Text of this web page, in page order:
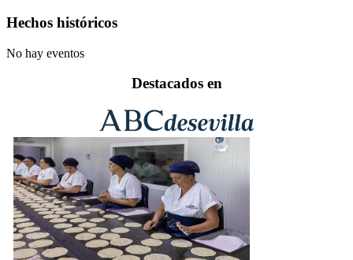
Hechos históricos
No hay eventos
Destacados en